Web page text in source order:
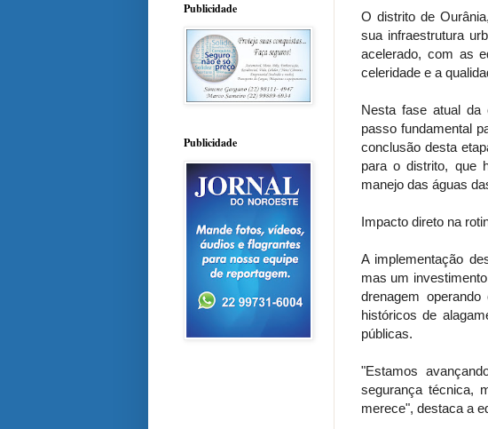
O distrito de
sua infraestrutura
acelerado, com as
celeridade e a
Nesta fase atual da
passo fundamental
conclusão desta
para o distrito, que
manejo das águas
Impacto direto na
A implementação
mas um
drenagem
históricos de
públicas.
"Estamos
segurança técnica,
merece", destaca a
Publicidade
Publicidade